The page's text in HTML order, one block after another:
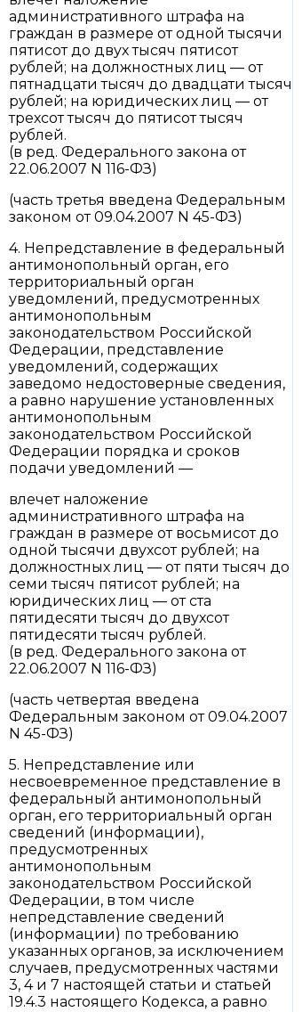
административного штрафа на
граждан в размере от одной тысячи
пятисот до двух тысяч пятисот
рублей; на должностных лиц — от
пятнадцати тысяч до двадцати тысяч
рублей; на юридических лиц — от
трехсот тысяч до пятисот тысяч
рублей.
(в ред. Федерального закона от
22.06.2007 N 116-ФЗ)
(часть третья введена Федеральным
законом от 09.04.2007 N 45-ФЗ)
4. Непредставление в федеральный
антимонопольный орган, его
территориальный орган
уведомлений, предусмотренных
антимонопольным
законодательством Российской
Федерации, представление
уведомлений, содержащих
заведомо недостоверные сведения,
а равно нарушение установленных
антимонопольным
законодательством Российской
Федерации порядка и сроков
подачи уведомлений —
влечет наложение
административного штрафа на
граждан в размере от восьмисот до
одной тысячи двухсот рублей; на
должностных лиц — от пяти тысяч до
семи тысяч пятисот рублей; на
юридических лиц — от ста
пятидесяти тысяч до двухсот
пятидесяти тысяч рублей.
(в ред. Федерального закона от
22.06.2007 N 116-ФЗ)
(часть четвертая введена
Федеральным законом от 09.04.2007
N 45-ФЗ)
5. Непредставление или
несвоевременное представление в
федеральный антимонопольный
орган, его территориальный орган
сведений (информации),
предусмотренных
антимонопольным
законодательством Российской
Федерации, в том числе
непредставление сведений
(информации) по требованию
указанных органов, за исключением
случаев, предусмотренных частями
3, 4 и 7 настоящей статьи и статьей
19.4.3 настоящего Кодекса, а равно